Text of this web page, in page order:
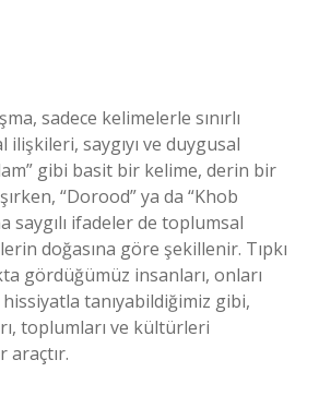
sadece kelimelerle sınırlı
ilişkileri, saygıyı ve duygusal
gibi basit bir kelime, derin bir
“Dorood” ya da “Khob
saygılı ifadeler de toplumsal
doğasına göre şekillenir. Tıpkı
gördüğümüz insanları, onları
hissiyatla tanıyabildiğimiz gibi,
toplumları ve kültürleri
araçtır.